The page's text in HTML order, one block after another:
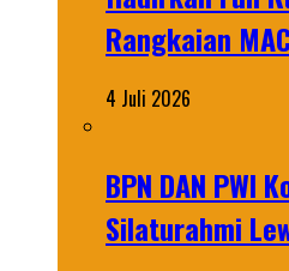
Rangkaian
4 Juli 2026
BPN DAN PWI
Silaturahmi